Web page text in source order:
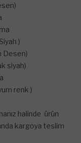
)
Desen)
siyah)
renk )
halinde ürün
kargoya teslim